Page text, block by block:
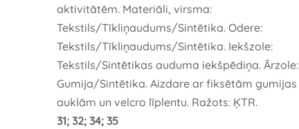
aktivitātēm. Materiāli, virsma:
Tekstils/Tīkliņaudums/Sintētika. Odere:
Tekstils/Tīkliņaudums/Sintētika. Iekšzole:
Tekstils/Sintētikas auduma iekšpēdiņa. Ārzole:
Gumija/Sintētika. Aizdare ar fiksētām gumijas
auklām un velcro līplentu. Ražots: ĶTR.
31; 32; 34; 35